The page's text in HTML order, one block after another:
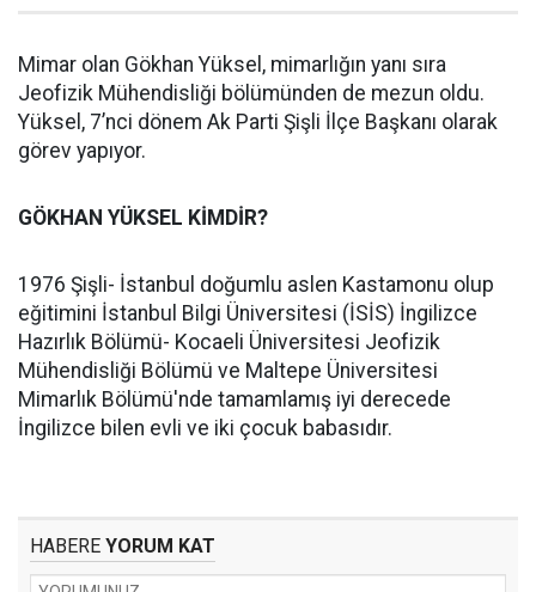
Mimar olan Gökhan Yüksel, mimarlığın yanı sıra
Jeofizik Mühendisliği bölümünden de mezun oldu.
Yüksel, 7’nci dönem Ak Parti Şişli İlçe Başkanı olarak
görev yapıyor.
GÖKHAN YÜKSEL KİMDİR?
1976 Şişli- İstanbul doğumlu aslen Kastamonu olup
eğitimini İstanbul Bilgi Üniversitesi (İSİS) İngilizce
Hazırlık Bölümü- Kocaeli Üniversitesi Jeofizik
Mühendisliği Bölümü ve Maltepe Üniversitesi
Mimarlık Bölümü'nde tamamlamış iyi derecede
İngilizce bilen evli ve iki çocuk babasıdır.
HABERE YORUM KAT